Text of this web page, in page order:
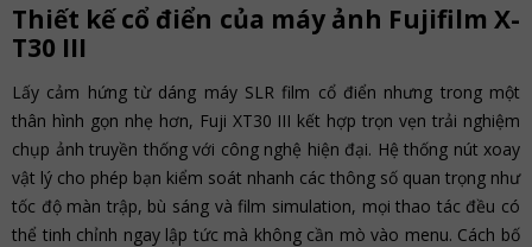
Thiết kế cổ điển của máy ảnh Fujifilm X-
T30 III
Lấy cảm hứng từ dáng máy SLR film cổ điển nhưng trong một
thân hình gọn nhẹ hơn, Fuji XT30 III kết hợp trọn vẹn trải nghiệm
chụp ảnh truyền thống với công nghệ hiện đại. Hệ thống nút xoay
vật lý cho phép bạn kiểm soát nhanh các thông số quan trọng như
tốc độ màn trập, bù sáng và film simulation, mọi thao tác đều có
thể tinh chỉnh ngay lập tức mà không cần mò vào menu. Cách bố